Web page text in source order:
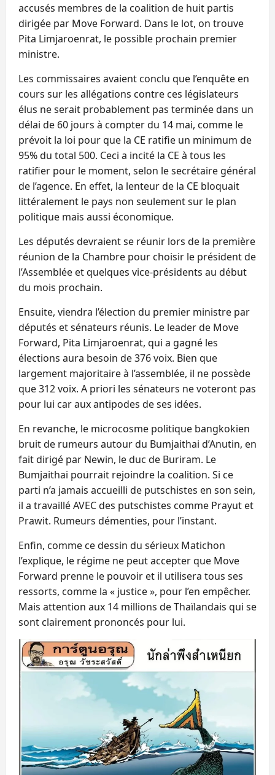
accusés membres de la coalition de huit partis
dirigée par Move Forward. Dans le lot, on trouve
Pita Limjaroenrat, le possible prochain premier
ministre.
Les commissaires avaient conclu que l’enquête en
cours sur les allégations contre ces législateurs
élus ne serait probablement pas terminée dans un
délai de 60 jours à compter du 14 mai, comme le
prévoit la loi pour que la CE ratifie un minimum de
95% du total 500. Ceci a incité la CE à tous les
ratifier pour le moment, selon le secrétaire général
de l’agence. En effet, la lenteur de la CE bloquait
littéralement le pays non seulement sur le plan
politique mais aussi économique.
Les députés devraient se réunir lors de la première
réunion de la Chambre pour choisir le président de
l’Assemblée et quelques vice-présidents au début
du mois prochain.
Ensuite, viendra l’élection du premier ministre par
députés et sénateurs réunis. Le leader de Move
Forward, Pita Limjaroenrat, qui a gagné les
élections aura besoin de 376 voix. Bien que
largement majoritaire à l’assemblée, il ne possède
que 312 voix. A priori les sénateurs ne voteront pas
pour lui car aux antipodes de ses idées.
En revanche, le microcosme politique bangkokien
bruit de rumeurs autour du Bumjaithai d’Anutin, en
fait dirigé par Newin, le duc de Buriram. Le
Bumjaithai pourrait rejoindre la coalition. Si ce
parti n’a jamais accueilli de putschistes en son sein,
il a travaillé AVEC des putschistes comme Prayut et
Prawit. Rumeurs démenties, pour l’instant.
Enfin, comme ce dessin du sérieux Matichon
l’explique, le régime ne peut accepter que Move
Forward prenne le pouvoir et il utilisera tous ses
ressorts, comme la « justice », pour l’en empêcher.
Mais attention aux 14 millions de Thaïlandais qui se
sont clairement prononcés pour lui.